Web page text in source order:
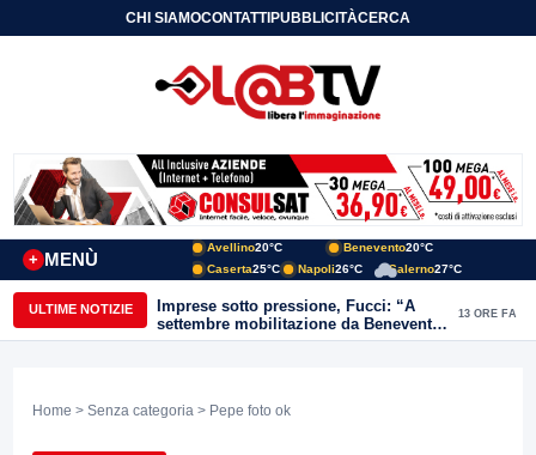
CHI SIAMOCONTATTIPUBBLICITÀCERCA
MENÙ
+
Avellino20°C Benevento20°C
Caserta25°C Napoli26°C Salerno27°C
ULTIME NOTIZIE
Imprese sotto pressione, Fucci: “A
settembre mobilitazione da Benevento
e Avellino”
13 ORE FA
Home > Senza categoria > Pepe foto ok